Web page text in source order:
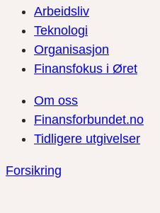
Arbeidsliv
Teknologi
Organisasjon
Finansfokus i Øret
Om oss
Finansforbundet.no
Tidligere utgivelser
Forsikring